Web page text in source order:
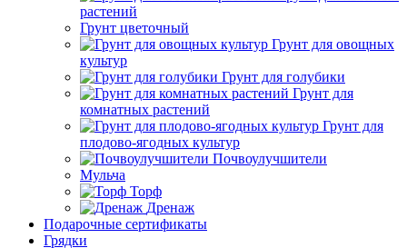
растений
Грунт цветочный
Грунт для овощных
культур
Грунт для голубики
Грунт для
комнатных растений
Грунт для
плодово-ягодных культур
Почвоулучшители
Мульча
Торф
Дренаж
Подарочные сертификаты
Грядки